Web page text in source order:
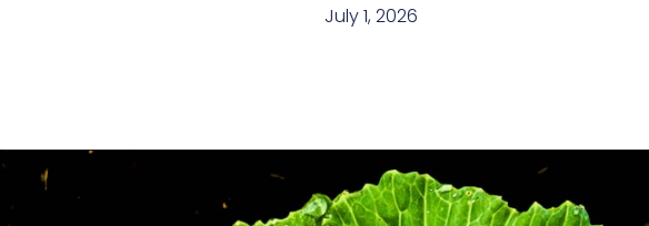
July 1, 2026